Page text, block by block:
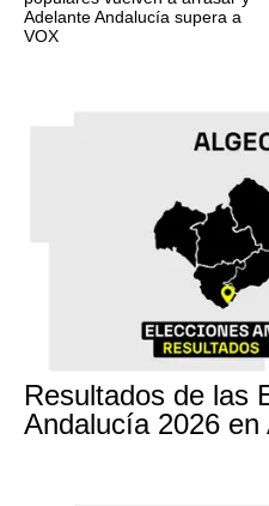
Adelante Andalucía supera a
VOX
Resultados de las
Andalucía 2026 en